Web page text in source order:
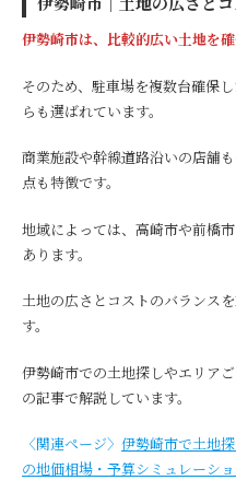
伊勢崎市は、比較的広い土地を確
そのため、駐車場を複数台確保
らも選ばれています。
商業施設や幹線道路沿いの店舗
点も特徴です。
地域によっては、高崎市や前橋
あります。
土地の広さとコストのバランス
す。
伊勢崎市での土地探しやエリア
の記事で解説しています。
〈関連ページ〉 伊勢崎市で土地
の地価相場・予算シミュレーシ